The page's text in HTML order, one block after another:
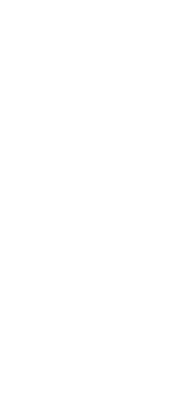
4岁女儿看似幸福，却面临着丧偶式育儿与长达5年的
当地的特色人文与美食为引，用
令营”完成复仇的受害者；临终前与遗憾和解的“无